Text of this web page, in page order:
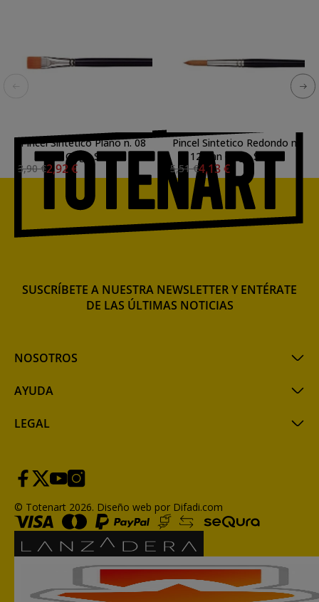
Pincel Sintetico Plano n. 08
Van Gogh S. 194
3,90 €2,92 €
Pincel Sintetico Redondo n.
12 Van Gogh S. 191
5,51 €4,13 €
NOSOTROS
AYUDA
LEGAL
SUSCRÍBETE A NUESTRA NEWSLETTER Y ENTÉRATE
DE LAS ÚLTIMAS NOTICIAS
© Totenart 2026. Diseño web por Difadi.com